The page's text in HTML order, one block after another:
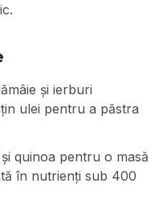
și ierburi
ulei pentru a păstra
quinoa pentru o masă
în nutrienți sub 400